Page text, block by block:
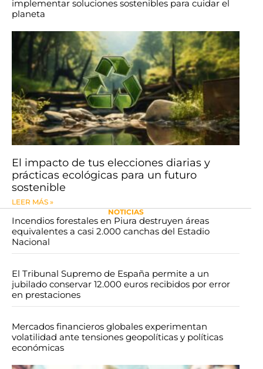
implementar soluciones sostenibles para cuidar el
planeta
El impacto de tus elecciones diarias y
prácticas ecológicas para un futuro
sostenible
LEER MÁS »
NOTICIAS
​​​​Incendios forestales en Piura destruyen áreas
equivalentes a casi 2.000 canchas del Estadio
Nacional
​El Tribunal Supremo de España permite a un
jubilado conservar 12.000 euros recibidos por error
en prestaciones
Mercados financieros globales experimentan
volatilidad ante tensiones geopolíticas y políticas
económicas